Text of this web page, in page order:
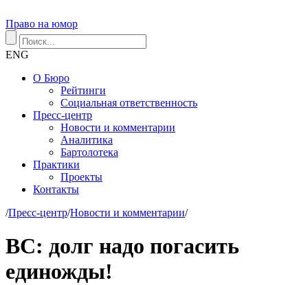
Право на юмор
ENG
О Бюро
Рейтинги
Социальная ответственность
Пресс-центр
Новости и комментарии
Аналитика
Бартолотека
Практики
Проекты
Контакты
/Пресс-центр/Новости и комментарии/
ВС: долг надо погасить
единожды!